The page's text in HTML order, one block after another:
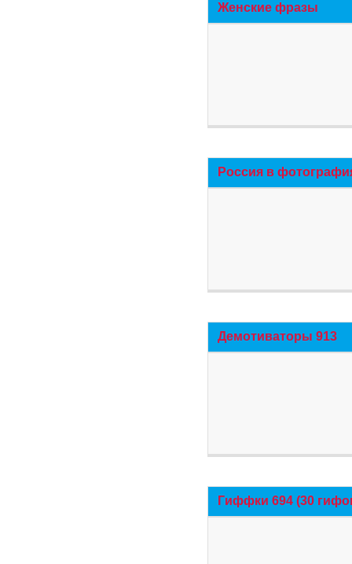
Женские фразы
Россия в
Демотиваторы 913
Гиффки 694 (30